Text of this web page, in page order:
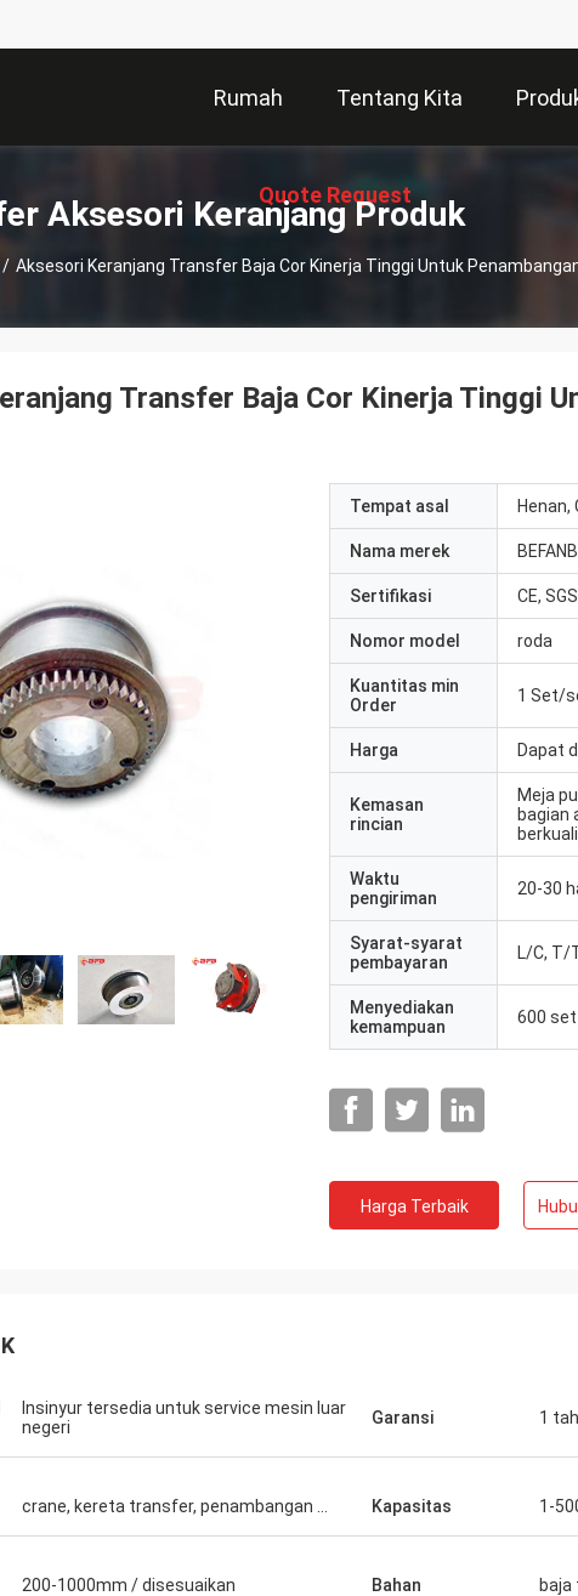
Rumah Tentang Kita
Quote Request
Aksesori Keranjang Produk
/ Aksesori Keranjang Transfer Baja Cor Kinerja Tinggi Untuk
5 bintang.
Transfer Baja Cor Kinerja Tinggi
Tempat asal Henan,
Nama merek
Sertifikasi CE,
Nomor model roda
Kuantitas min
Order
1 Set/
Harga Dapat
Kemasan
rincian
Meja
bagian
Waktu
pengiriman
20-30
Syarat-syarat
pembayaran
L/C, T/
Menyediakan
kemampuan
600
Harga Terbaik
Insinyur tersedia untuk service mesin luar
negeri
Garansi 1
crane, kereta transfer, penambangan ... Kapasitas 1-
200-1000mm / disesuaikan Bahan